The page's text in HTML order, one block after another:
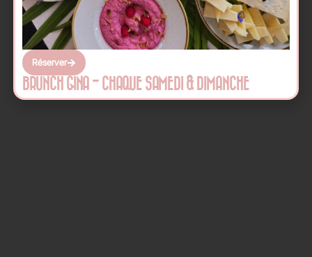
Réserver
BRUNCH GINA - CHAQUE SAMEDI & DIMANCHE